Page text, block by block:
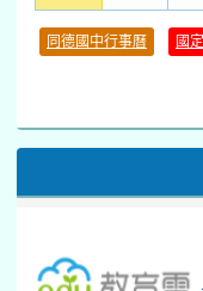
桃園市運動會
數感實驗夏
新生智力測
下
同德國中行事曆 國